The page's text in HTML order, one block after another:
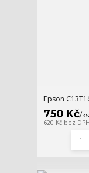
Epson
750 Kč/ks
620 Kč bez DPH